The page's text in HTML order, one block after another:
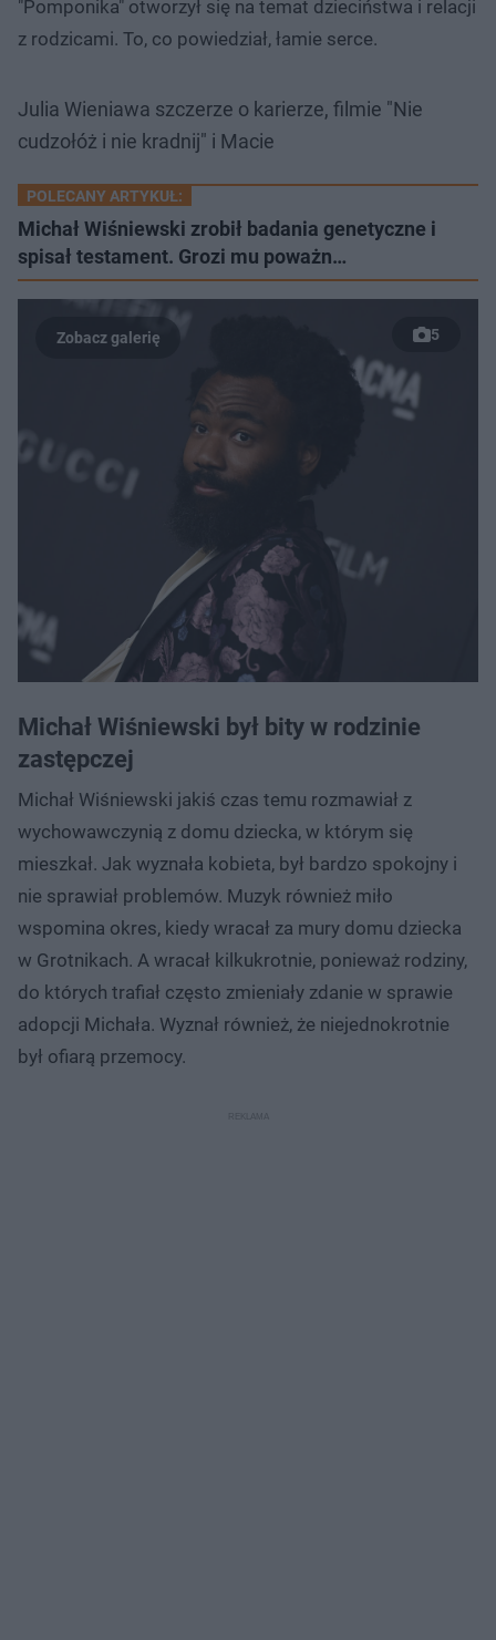
"Pomponika" otworzył się na temat dzieciństwa i relacji
z rodzicami. To, co powiedział, łamie serce.
Julia Wieniawa szczerze o karierze, filmie "Nie
cudzołóż i nie kradnij" i Macie
POLECANY ARTYKUŁ:
Michał Wiśniewski zrobił badania genetyczne i
spisał testament. Grozi mu poważn…
5
Michał Wiśniewski był bity w rodzinie
zastępczej
Michał Wiśniewski jakiś czas temu rozmawiał z
wychowawczynią z domu dziecka, w którym się
mieszkał. Jak wyznała kobieta, był bardzo spokojny i
nie sprawiał problemów. Muzyk również miło
wspomina okres, kiedy wracał za mury domu dziecka
w Grotnikach. A wracał kilkukrotnie, ponieważ rodziny,
do których trafiał często zmieniały zdanie w sprawie
adopcji Michała. Wyznał również, że niejednokrotnie
był ofiarą przemocy.